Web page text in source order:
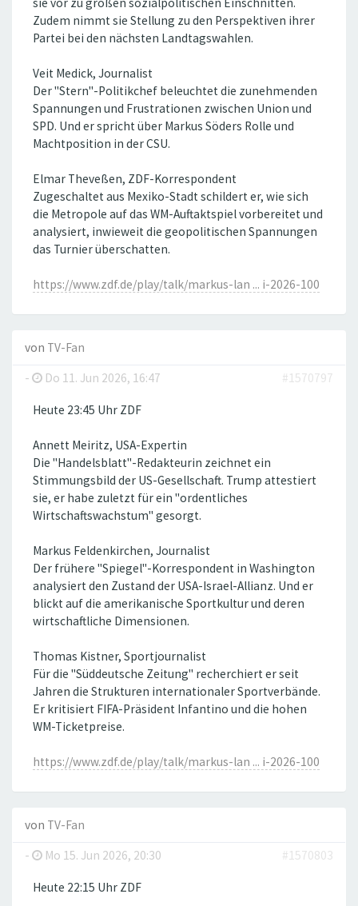
Zudem nimmt sie Stellung zu den Perspektiven ihrer
Partei bei den nächsten Landtagswahlen.
Veit Medick, Journalist
Der "Stern"-Politikchef beleuchtet die zunehmenden
Spannungen und Frustrationen zwischen Union und
SPD. Und er spricht über Markus Söders Rolle und
Machtposition in der CSU.
Elmar Theveßen, ZDF-Korrespondent
Zugeschaltet aus Mexiko-Stadt schildert er, wie sich
die Metropole auf das WM-Auftaktspiel vorbereitet und
analysiert, inwieweit die geopolitischen Spannungen
das Turnier überschatten.
https://www.zdf.de/play/talk/markus-lan ... i-2026-100
von TV-Fan
-
Do 11. Jun 2026, 16:47 #1570797
Heute 23:45 Uhr ZDF
Annett Meiritz, USA-Expertin
Die "Handelsblatt"-Redakteurin zeichnet ein
Stimmungsbild der US-Gesellschaft. Trump attestiert
sie, er habe zuletzt für ein "ordentliches
Wirtschaftswachstum" gesorgt.
Markus Feldenkirchen, Journalist
Der frühere "Spiegel"-Korrespondent in Washington
analysiert den Zustand der USA-Israel-Allianz. Und er
blickt auf die amerikanische Sportkultur und deren
wirtschaftliche Dimensionen.
Thomas Kistner, Sportjournalist
Für die "Süddeutsche Zeitung" recherchiert er seit
Jahren die Strukturen internationaler Sportverbände.
Er kritisiert FIFA-Präsident Infantino und die hohen
WM-Ticketpreise.
https://www.zdf.de/play/talk/markus-lan ... i-2026-100
von TV-Fan
-
Mo 15. Jun 2026, 20:30 #1570803
Heute 22:15 Uhr ZDF